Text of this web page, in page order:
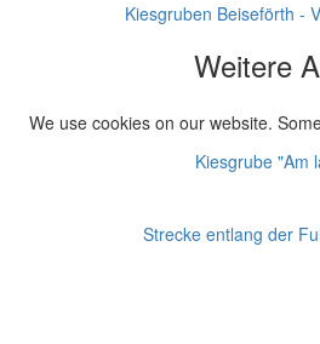
Kiesgruben Beiseförth -
Weitere
Kiesgrube "Am
Strecke entlang der
We use cookies on our website.